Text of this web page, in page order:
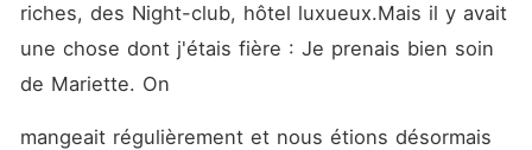
riches, des Night-club, hôtel luxueux.Mais il y avait
une chose dont j'étais fière : Je prenais bien soin
de Mariette. On
mangeait régulièrement et nous étions désormais